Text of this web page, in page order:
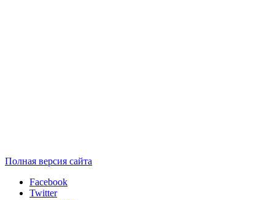
Полная версия сайта
Facebook
Twitter